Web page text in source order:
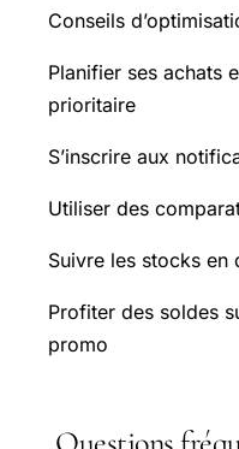
Conseils
Planifier ses achats
prioritaire
S’inscrire aux
Utiliser des
Suivre les stocks en
Profiter des soldes
promo